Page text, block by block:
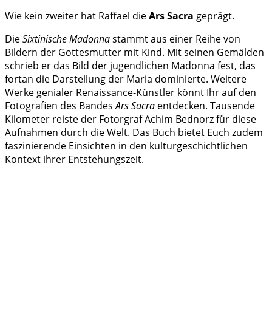
Wie kein zweiter hat Raffael dieArs Sacra geprägt.
DieSixtinische Madonnastammt aus einer Reihe von
Bildern der Gottesmutter mit Kind. Mit seinen Gemälden
schrieb er das Bild der jugendlichen Madonna fest, das
fortan die Darstellung der Maria dominierte. Weitere
Werke genialer Renaissance-Künstler könnt Ihr auf den
Fotografien des BandesArs Sacra entdecken. Tausende
Kilometer reiste der Fotorgraf Achim Bednorz für diese
Aufnahmen durch die Welt. Das Buch bietet Euch zudem
faszinierende Einsichten in den kulturgeschichtlichen
Kontext ihrer Entstehungszeit.